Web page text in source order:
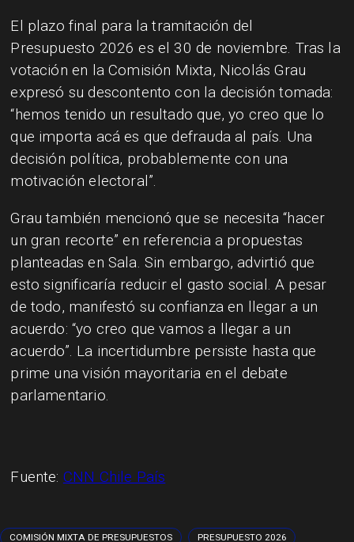
El plazo final para la tramitación del
Presupuesto 2026 es el 30 de noviembre. Tras la
votación en la Comisión Mixta, Nicolás Grau
expresó su descontento con la decisión tomada:
“hemos tenido un resultado que, yo creo que lo
que importa acá es que defrauda al país. Una
decisión política, probablemente con una
motivación electoral”.
Grau también mencionó que se necesita “hacer
un gran recorte” en referencia a propuestas
planteadas en Sala. Sin embargo, advirtió que
esto significaría reducir el gasto social. A pesar
de todo, manifestó su confianza en llegar a un
acuerdo: “yo creo que vamos a llegar a un
acuerdo”. La incertidumbre persiste hasta que
prime una visión mayoritaria en el debate
parlamentario.
Fuente: CNN Chile País
COMISIÓN MIXTA DE PRESUPUESTOS PRESUPUESTO 2026